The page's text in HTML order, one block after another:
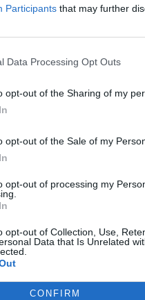
Participants that may further
Data Processing Opt Outs
opt-out of the Sharing of my
opt-out of the Sale of my
opt-out of processing my
opt-out of Collection, Use,
Data that Is Unrelated
CONFIRM
«γαλανόλευκη» για να
στον Γιάννη